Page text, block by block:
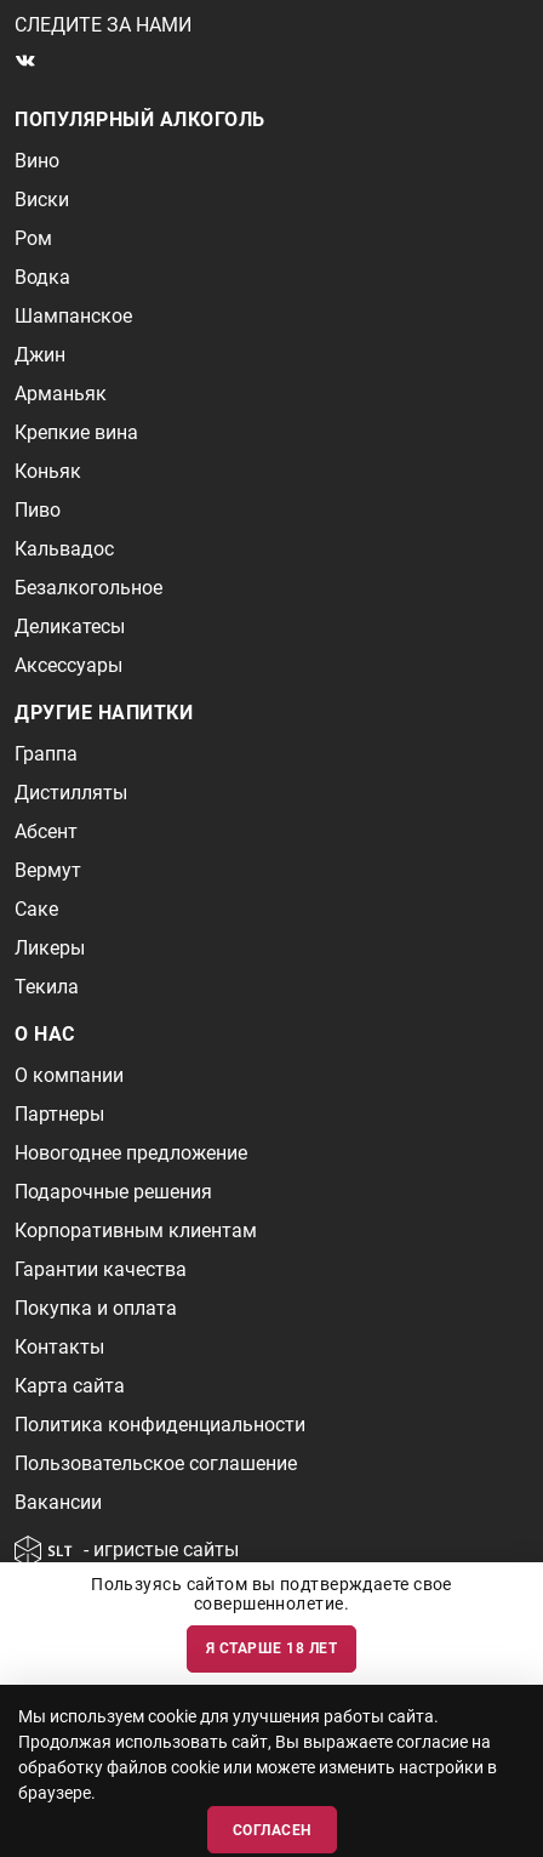
СЛЕДИТЕ ЗА НАМИ
ПОПУЛЯРНЫЙ АЛКОГОЛЬ
Вино
Виски
Ром
Водка
Шампанское
Джин
Арманьяк
Крепкие вина
Коньяк
Пиво
Кальвадос
Безалкогольное
Деликатесы
Аксессуары
ДРУГИЕ НАПИТКИ
Граппа
Дистилляты
Абсент
Вермут
Саке
Ликеры
Текила
О НАС
О компании
Партнеры
Новогоднее предложение
Подарочные решения
Корпоративным клиентам
Гарантии качества
Покупка и оплата
Контакты
Карта сайта
Политика конфиденциальности
Пользовательское соглашение
Вакансии
- игристые сайты
Информация о ценах и наличии товаров носит ознакомительный
характер и может быть не точной. Цены на импортные товары особенно
актуальности наличия товаров и цен вы так же можете уточнить по
телефону+7 (812) 715 06-66с 11-22 ежедневно.
ООО "Винум" ИНН 7814473915, Лицензия на торговлю алкоголем: №
серия 78АА №0012735, регистрационный номер 78РПА000752 от
12.10.2023 действует по 11.10.2028
Пользуясь сайтом вы подтверждаете свое
совершеннолетие.
Я СТАРШЕ 18 ЛЕТ
Мы используем cookie для улучшения работы сайта.
Продолжая использовать сайт, Вы выражаете согласие на
обработку файлов cookie или можете изменить настройки в
браузере.
СОГЛАСЕН